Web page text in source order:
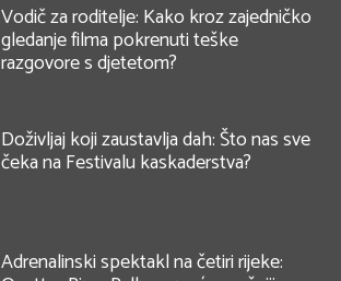
Vodič za roditelje: Kako kroz zajedničko
gledanje filma pokrenuti teške
razgovore s djetetom?
Doživljaj koji zaustavlja dah: Što nas sve
čeka na Festivalu kaskaderstva?
Adrenalinski spektakl na četiri rijeke: